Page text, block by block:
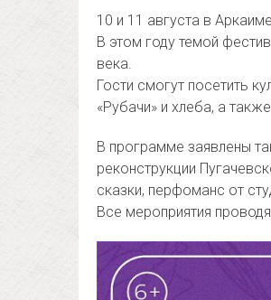
10 и 11 августа в
В этом году темой
века.
Гости смогут посетить
«Рубачи» и хлеба, а
В программе заявлены
реконструкции
сказки, перфоманс от
Все мероприятия